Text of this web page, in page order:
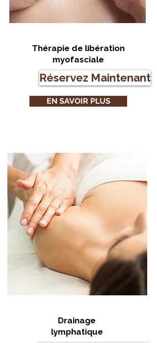
Thérapie de libération
myofasciale
Réservez Maintenant
EN SAVOIR PLUS
Drainage
lymphatique